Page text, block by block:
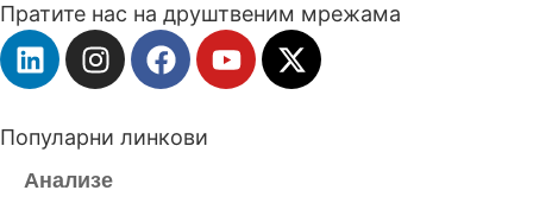
E
S
A
*
Пратите нас на друштвеним мрежама
Популарни линкови
Анализе